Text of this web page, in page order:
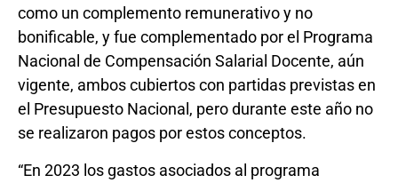
como un complemento remunerativo y no
bonificable, y fue complementado por el Programa
Nacional de Compensación Salarial Docente, aún
vigente, ambos cubiertos con partidas previstas en
el Presupuesto Nacional, pero durante este año no
se realizaron pagos por estos conceptos.
“En 2023 los gastos asociados al programa